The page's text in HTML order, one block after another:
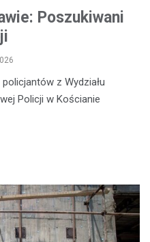
Poszukiwani
z Wydziału
Policji w Kościanie